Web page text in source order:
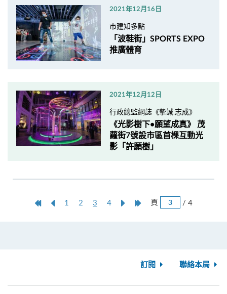
2021年12月16日
市建知多點
「波鞋街」SPORTS EXPO
推廣體育
2021年12月12日
行政總監網誌《摯誠.志成》
《光影樹下•願望成真》 茂
蘿街7號設市區首棵互動光
影「許願樹」
第
上
1 2 3 4
NextLast頁 / 4
訂閱 聯絡本局